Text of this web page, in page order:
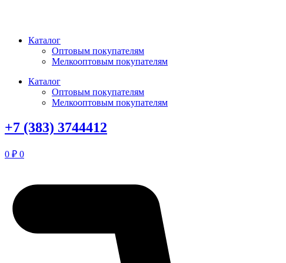
Каталог
Оптовым покупателям
Мелкооптовым покупателям
Каталог
Оптовым покупателям
Мелкооптовым покупателям
+7 (383) 3744412
0 ₽ 0